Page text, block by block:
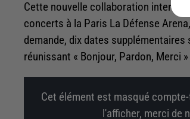
Cette nouvelle collaboration
concerts à la Paris La Défense
demande, dix dates
réunissant « Bonjour, Pardon, Merci
Cet élément est masqué
l'afficher, merci de